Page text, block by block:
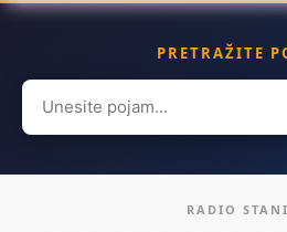
PRETRAŽITE
Search
for:
RADIO